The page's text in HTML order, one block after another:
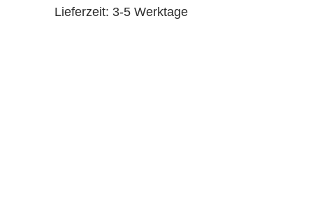
Lieferzeit: 3-5 Werktage